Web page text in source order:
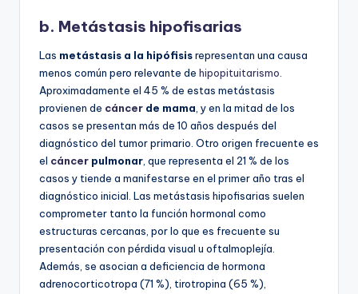
b. Metástasis hipofisarias
Las metástasis a la hipófisisrepresentan una causa
menos común pero relevante de hipopituitarismo.
Aproximadamente el 45 % de estas metástasis
provienen de cáncer de mama, y en la mitad de los
casos se presentan más de 10 años después del
diagnóstico del tumor primario. Otro origen frecuente es
el cáncer pulmonar, que representa el 21 % de los
casos y tiende a manifestarse en el primer año tras el
diagnóstico inicial. Las metástasis hipofisarias suelen
comprometer tanto la función hormonal como
estructuras cercanas, por lo que es frecuente su
presentación con pérdida visual u oftalmoplejía.
Además, se asocian a deficiencia de hormona
adrenocorticotropa (71 %), tirotropina (65 %),